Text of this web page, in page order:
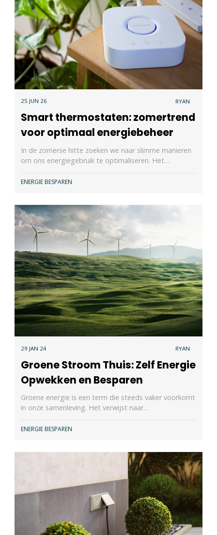
25 JUN 26 RYAN
Smart thermostaten: zomertrend
voor optimaal energiebeheer
In de zomerse hitte zoeken we naar slimme manieren
om ons energiegebruik te optimaliseren. Het…
ENERGIE BESPAREN
29 JAN 24 RYAN
Groene Stroom Thuis: Zelf Energie
Opwekken en Besparen
Groene energie is een term die steeds vaker voorkomt
in onze samenleving. Het verwijst naar…
ENERGIE BESPAREN